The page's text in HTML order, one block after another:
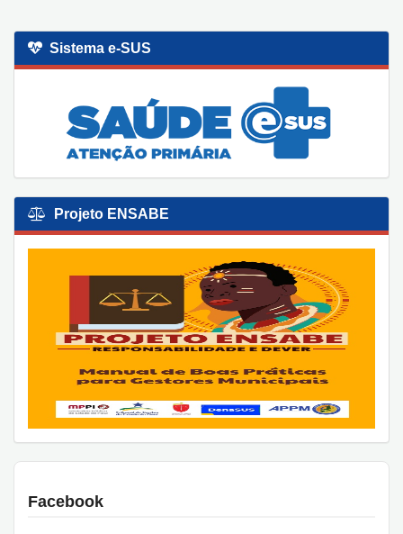
Sistema e-SUS
Projeto ENSABE
Facebook